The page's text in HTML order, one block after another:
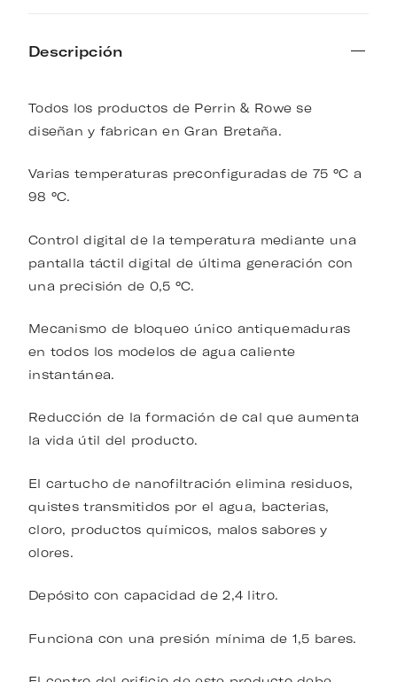
Descripción
Todos los productos de Perrin & Rowe se
diseñan y fabrican en Gran Bretaña.
Varias temperaturas preconfiguradas de 75 °C a
98 °C.
Control digital de la temperatura mediante una
pantalla táctil digital de última generación con
una precisión de 0,5 °C.
Mecanismo de bloqueo único antiquemaduras
en todos los modelos de agua caliente
instantánea.
Reducción de la formación de cal que aumenta
la vida útil del producto.
El cartucho de nanofiltración elimina residuos,
quistes transmitidos por el agua, bacterias,
cloro, productos químicos, malos sabores y
olores.
Depósito con capacidad de 2,4 litro.
Funciona con una presión mínima de 1,5 bares.